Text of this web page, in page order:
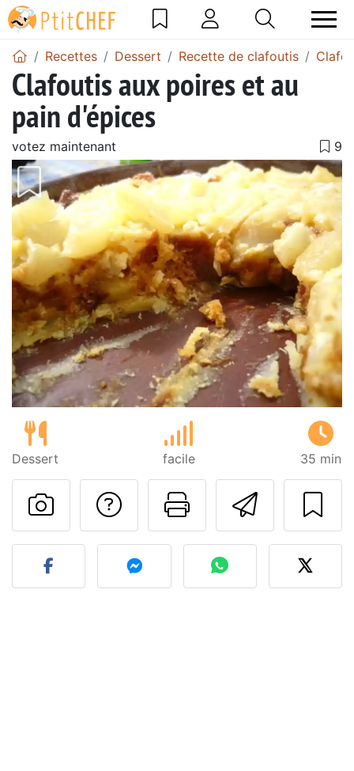
Recettes Dessert Recette de clafoutis
Clafoutis aux poires et au
pain d'épices
votez maintenant
Dessert facile 35 min
Imprimer
Poser une
Publier votre photo de